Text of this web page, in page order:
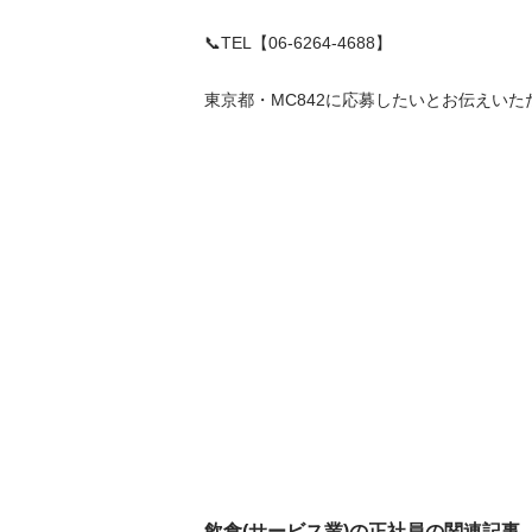
📞TEL【06-6264-4688】
東京都・MC842に応募したいとお伝えいた